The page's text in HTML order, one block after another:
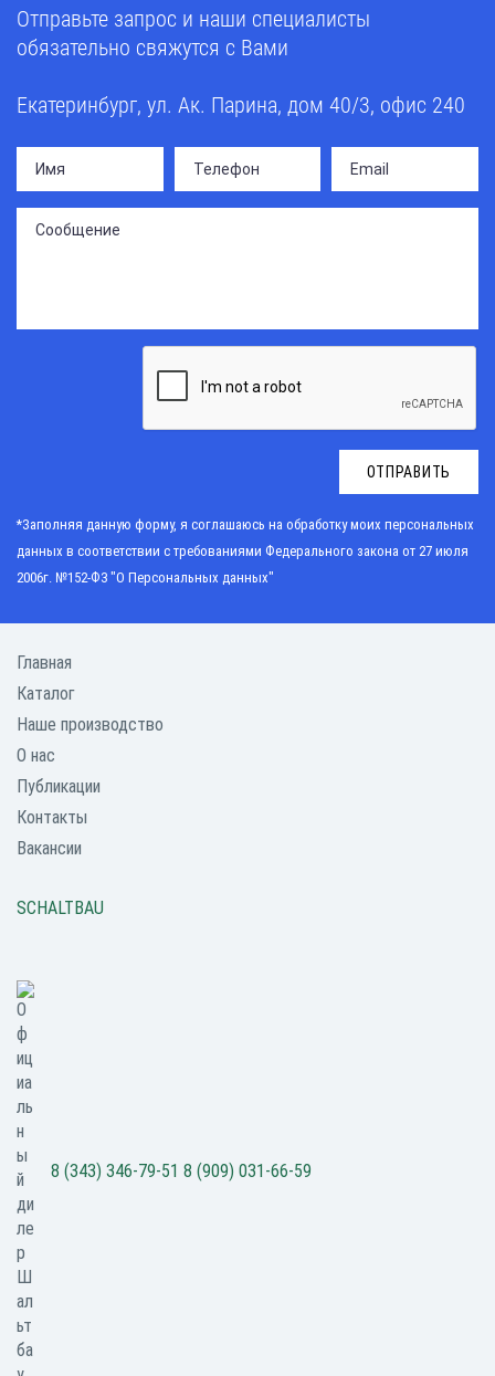
Отправьте запрос и наши специалисты
обязательно свяжутся с Вами
Екатеринбург, ул. Ак. Парина, дом 40/3, офис 240
ОТПРАВИТЬ
*Заполняя данную форму, я соглашаюсь на обработку моих персональных
данных в соответствии с требованиями Федерального закона от 27 июля
2006г. №152-Ф3 "О Персональных данных"
Главная
Каталог
Наше производство
О нас
Публикации
Контакты
Вакансии
SCHALTBAU
8 (343) 346-79-51 8 (909) 031-66-59